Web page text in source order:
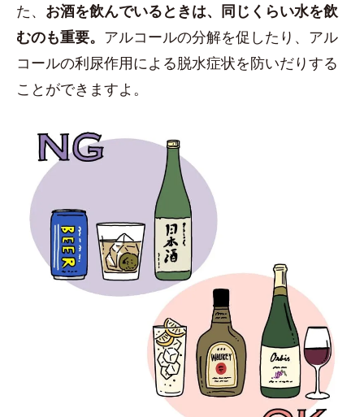
た、 お酒を飲んでいるときは、同じくらい水を飲
むのも重要。 アルコールの分解を促したり、アル
コールの利尿作用による脱水症状を防いだりする
ことができますよ。